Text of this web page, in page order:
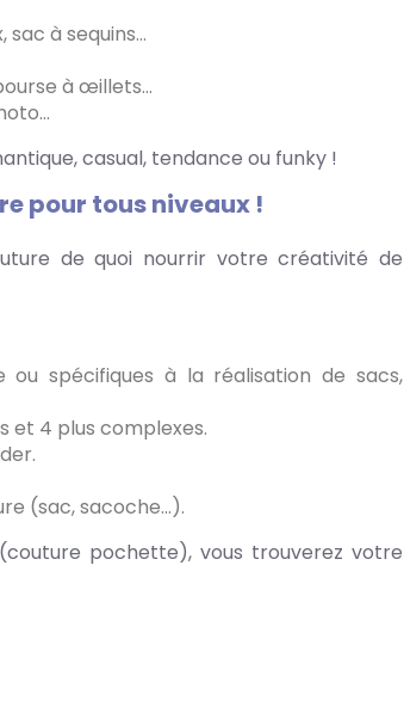
à sequins…
à œillets…
casual, tendance ou funky !
pour tous niveaux !
de quoi nourrir votre créativité de
spécifiques à la réalisation de sacs,
et 4 plus complexes.
(sac, sacoche...).
pochette), vous trouverez votre